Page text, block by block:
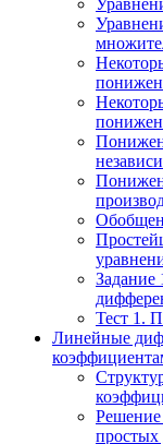
Тест 1.
Линейные
Решение
простых